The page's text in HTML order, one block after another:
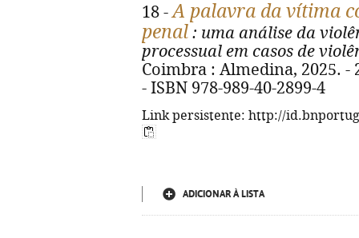
18 -A palavra da vítima
penal : uma análise da
processual em casos de
Coimbra : Almedina, 2025. -
- ISBN 978-989-40-2899-4
Link persistente: http://
ADICIONAR À LISTA